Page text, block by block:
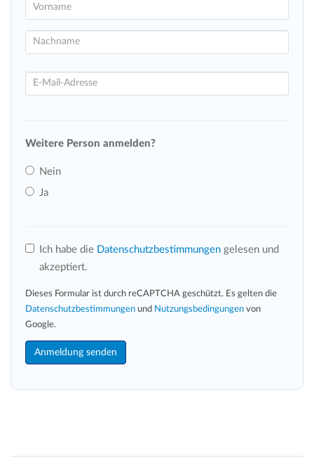
Weitere Person anmelden?
Nein
Ja
Ich habe die Datenschutzbestimmungen gelesen und
akzeptiert.
Dieses Formular ist durch reCAPTCHA geschützt. Es gelten die
Datenschutzbestimmungen und Nutzungsbedingungen von
Google.